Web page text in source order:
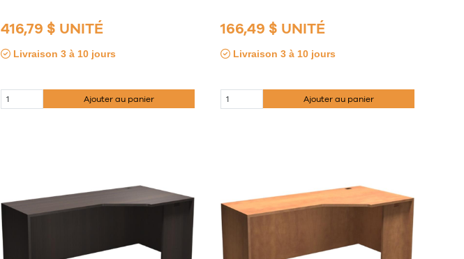
416,79 $ UNITÉ
Livraison 3 à 10 jours
Ajouter au panier
166,49 $ UNITÉ
Livraison 3 à 10 jours
Ajouter au panier